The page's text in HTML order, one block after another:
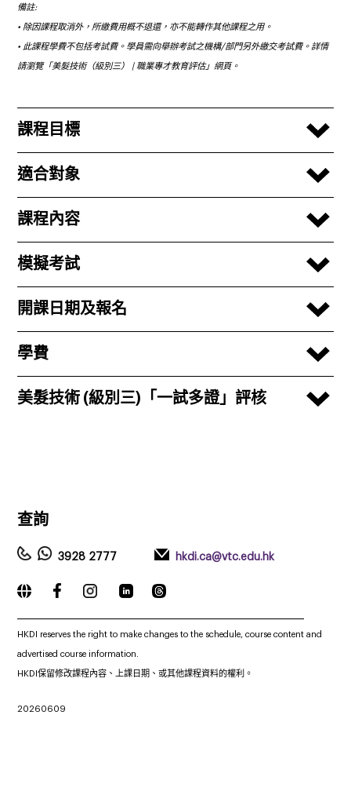
備註:
•⁠ ⁠除因課程取消外，所繳費用概不退還，亦不能轉作其他課程之用。
•⁠ ⁠此課程學費不包括考試費。學員需向舉辦考試之機構/部門另外繳交考試費。詳情
請瀏覽「美髮技術（級別三） | 職業專才教育評估」網頁。
課程目標
適合對象
課程內容
模擬考試
開課日期及報名
學費
美髮技術 (級別三)「一試多證」評核
查詢
3928 2777 hkdi.ca@vtc.edu.hk
HKDI reserves the right to make changes to the schedule, course content and
advertised course information.
HKDI保留修改課程內容、上課日期、或其他課程資料的權利。
20260609